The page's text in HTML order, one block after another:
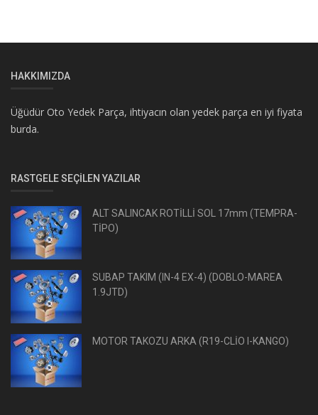
HAKKIMIZDA
Üğüdür Oto Yedek Parça, ihtiyacın olan yedek parça en iyi fiyata
burda.
RASTGELE SEÇILEN YAZILAR
ALT SALINCAK ROTİLLİ SOL 17mm (TEMPRA-
TİPO)
SUBAP TAKIM (IN-4 EX-4) (DOBLO-MAREA
1.9JTD)
MOTOR TAKOZU ARKA (R19-CLİO I-KANGO)